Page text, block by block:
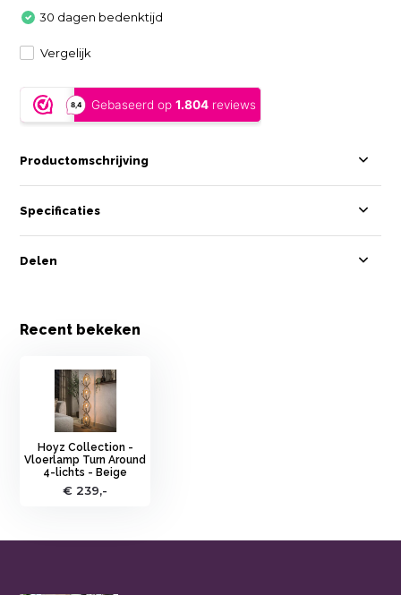
30 dagen bedenktijd
Vergelijk
Productomschrijving
Specificaties
Delen
Recent bekeken
Hoyz Collection -
Vloerlamp Turn Around
4-lichts - Beige
€ 239,-